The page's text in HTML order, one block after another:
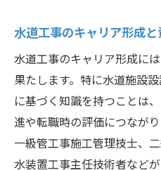
水道工事設計職で
例
水道工事設計を通
水道工事設計職で
道
水道工事設計職が
水道工事のキャリア形成
水道工事のキャリア形成に
果たします。特に水道施設
に基づく知識を持つことは
進や転職時の評価につなが
一級管工事施工管理技士、
水装置工事主任技術者などが